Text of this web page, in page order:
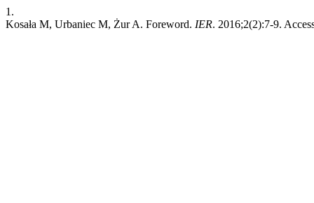
1.
Kosała M, Urbaniec M, Żur A. Foreword. IER. 2016;2(2):7-9.